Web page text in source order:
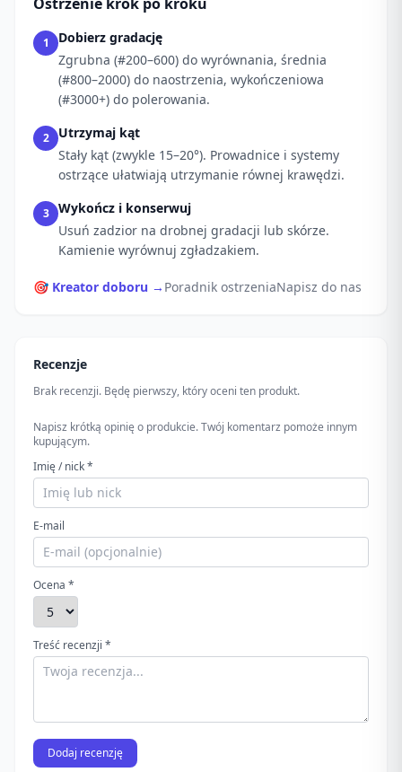
1
Dobierz gradację
Zgrubna (#200–600) do wyrównania, średnia
(#800–2000) do naostrzenia, wykończeniowa
(#3000+) do polerowania.
2
Utrzymaj kąt
Stały kąt (zwykle 15–20°). Prowadnice i systemy
ostrzące ułatwiają utrzymanie równej krawędzi.
3
Wykończ i konserwuj
Usuń zadzior na drobnej gradacji lub skórze.
Kamienie wyrównuj zgładzakiem.
🎯 Kreator doboru → Poradnik ostrzeniaNapisz do nas
Recenzje
Brak recenzji. Będę pierwszy, który oceni ten produkt.
Napisz krótką opinię o produkcie. Twój komentarz pomoże innym
kupującym.
Imię / nick *
E-mail
Ocena *
Treść recenzji *
Dodaj recenzję